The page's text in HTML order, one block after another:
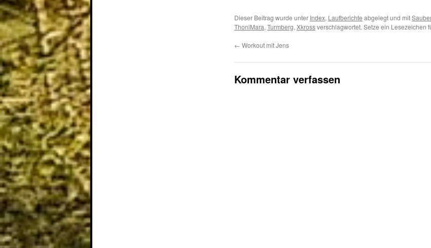
Dieser Beitrag wurde unter Index, Laufberichte abgelegt und mit
ThoniMara, Turmberg, Xkrossverschlagwortet. Setze ein Lesezeichen
← Workout mit Jens
Kommentar verfassen